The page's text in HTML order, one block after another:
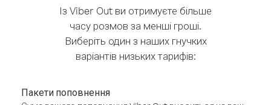
Із Viber Out ви отримуєте більше
часу розмов за менші гроші.
Виберіть один з наших гнучких
варіантів низьких тарифів:
Пакети поповнення